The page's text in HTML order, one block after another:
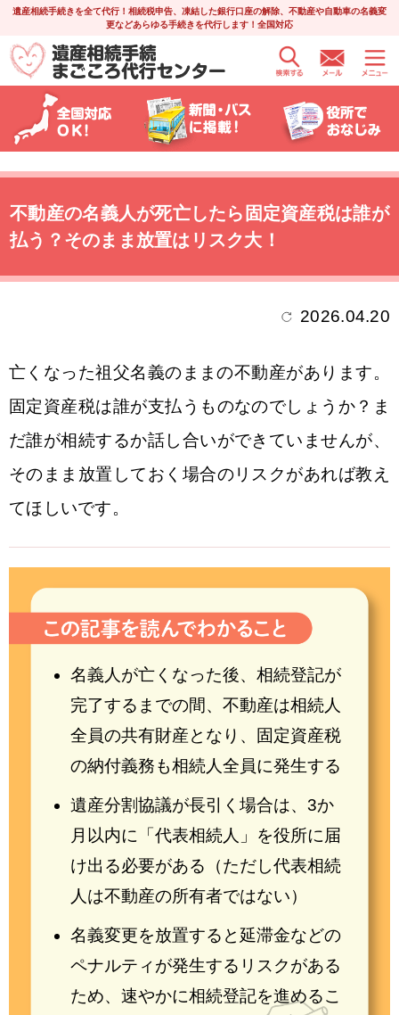
遺産相続手続きを全て代行！相続税申告、凍結した銀行口座の解除、不動産や自動車の名義変
更などあらゆる手続きを代行します！全国対応
不動産の名義人が死亡したら固定資産税は誰が
払う？そのまま放置はリスク大！
2026.04.20
亡くなった祖父名義のままの不動産があります。
固定資産税は誰が支払うものなのでしょうか？ま
だ誰が相続するか話し合いができていませんが、
そのまま放置しておく場合のリスクがあれば教え
てほしいです。
名義人が亡くなった後、相続登記が
完了するまでの間、不動産は相続人
全員の共有財産となり、固定資産税
の納付義務も相続人全員に発生する
遺産分割協議が長引く場合は、3か
月以内に「代表相続人」を役所に届
け出る必要がある（ただし代表相続
人は不動産の所有者ではない）
名義変更を放置すると延滞金などの
ペナルティが発生するリスクがある
ため、速やかに相続登記を進めるこ